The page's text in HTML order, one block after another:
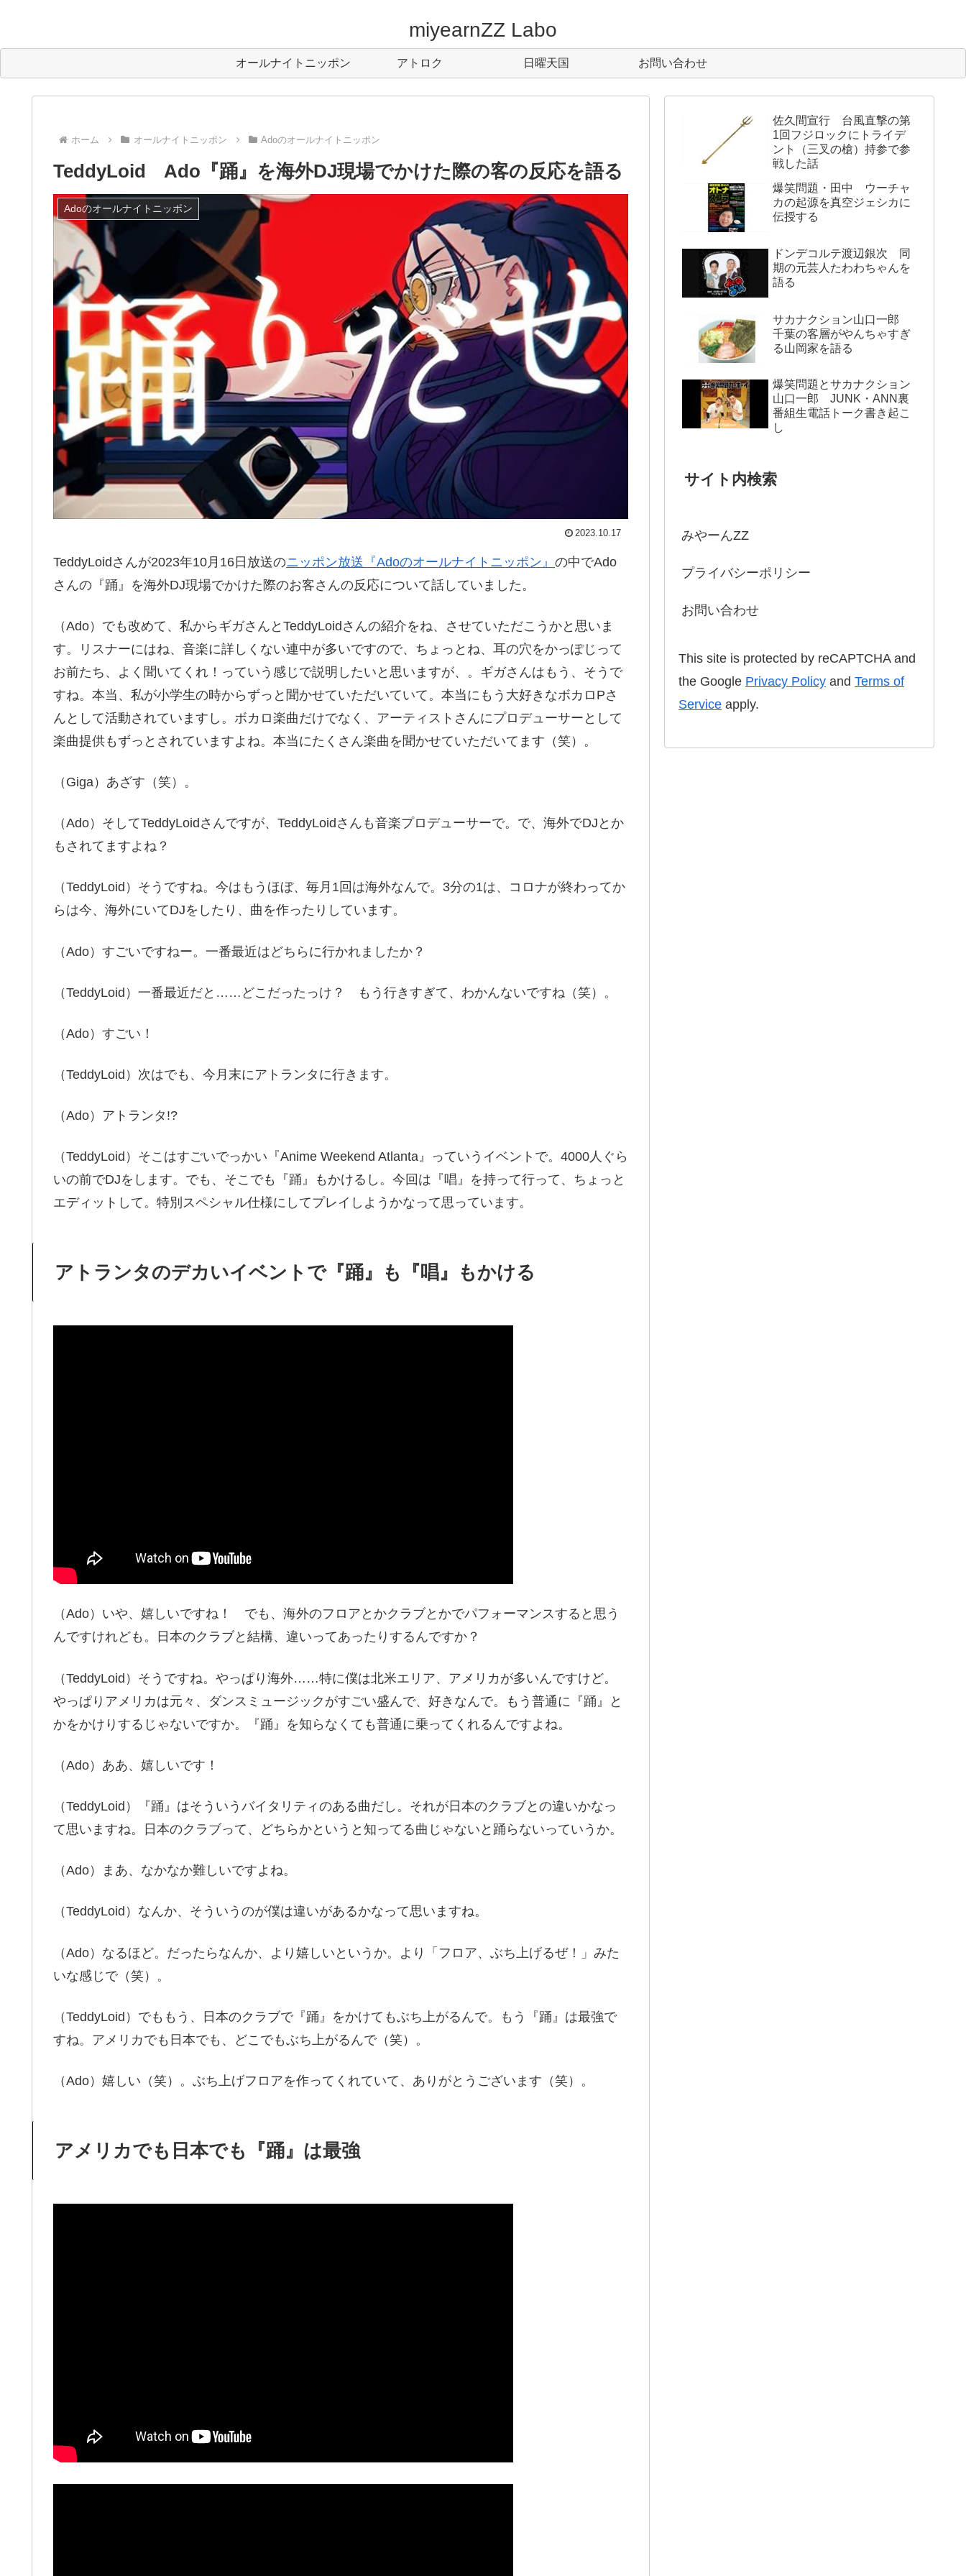
miyearnZZ Labo
オールナイトニッポン アトロク 日曜天国 お問い合わせ
ホーム オールナイトニッポン Adoのオールナイトニッポン
TeddyLoid Ado『踊』を海外DJ現場でかけた際の客の反応を語る
Adoのオールナイトニッポン
2023.10.17
TeddyLoidさんが2023年10月16日放送のニッポン放送『Adoのオールナイトニッポン』 の中でAdo
さんの『踊』を海外DJ現場でかけた際のお客さんの反応について話していました。
（Ado）でも改めて、私からギガさんとTeddyLoidさんの紹介をね、させていただこうかと思いま
す。リスナーにはね、音楽に詳しくない連中が多いですので、ちょっとね、耳の穴をかっぽじって
お前たち、よく聞いてくれ！っていう感じで説明したいと思いますが、。ギガさんはもう、そうで
すね。本当、私が小学生の時からずっと聞かせていただいていて。本当にもう大好きなボカロPさ
んとして活動されていますし。ボカロ楽曲だけでなく、アーティストさんにプロデューサーとして
楽曲提供もずっとされていますよね。本当にたくさん楽曲を聞かせていただいてます（笑）。
（Giga）あざす（笑）。
（Ado）そしてTeddyLoidさんですが、TeddyLoidさんも音楽プロデューサーで。で、海外でDJとか
もされてますよね？
（TeddyLoid）そうですね。今はもうほぼ、毎月1回は海外なんで。3分の1は、コロナが終わってか
らは今、海外にいてDJをしたり、曲を作ったりしています。
（Ado）すごいですねー。一番最近はどちらに行かれましたか？
（TeddyLoid）一番最近だと……どこだったっけ？ もう行きすぎて、わかんないですね（笑）。
（Ado）すごい！
（TeddyLoid）次はでも、今月末にアトランタに行きます。
（Ado）アトランタ!?
（TeddyLoid）そこはすごいでっかい『Anime Weekend Atlanta』っていうイベントで。4000人ぐら
いの前でDJをします。でも、そこでも『踊』もかけるし。今回は『唱』を持って行って、ちょっと
エディットして。特別スペシャル仕様にしてプレイしようかなって思っています。
アトランタのデカいイベントで『踊』も『唱』もかける
（Ado）いや、嬉しいですね！ でも、海外のフロアとかクラブとかでパフォーマンスすると思う
んですけれども。日本のクラブと結構、違いってあったりするんですか？
（TeddyLoid）そうですね。やっぱり海外……特に僕は北米エリア、アメリカが多いんですけど。
やっぱりアメリカは元々、ダンスミュージックがすごい盛んで、好きなんで。もう普通に『踊』と
かをかけりするじゃないですか。『踊』を知らなくても普通に乗ってくれるんですよね。
（Ado）ああ、嬉しいです！
（TeddyLoid）『踊』はそういうバイタリティのある曲だし。それが日本のクラブとの違いかなっ
て思いますね。日本のクラブって、どちらかというと知ってる曲じゃないと踊らないっていうか。
（Ado）まあ、なかなか難しいですよね。
（TeddyLoid）なんか、そういうのが僕は違いがあるかなって思いますね。
（Ado）なるほど。だったらなんか、より嬉しいというか。より「フロア、ぶち上げるぜ！」みた
いな感じで（笑）。
（TeddyLoid）でももう、日本のクラブで『踊』をかけてもぶち上がるんで。もう『踊』は最強で
すね。アメリカでも日本でも、どこでもぶち上がるんで（笑）。
（Ado）嬉しい（笑）。ぶち上げフロアを作ってくれていて、ありがとうございます（笑）。
アメリカでも日本でも『踊』は最強
佐久間宣行 台風直撃の第
1回フジロックにトライデ
ント（三叉の槍）持参で参
戦した話
爆笑問題・田中 ウーチャ
カの起源を真空ジェシカに
伝授する
ドンデコルテ渡辺銀次 同
期の元芸人たわわちゃんを
語る
サカナクション山口一郎
千葉の客層がやんちゃすぎ
る山岡家を語る
爆笑問題とサカナクション
山口一郎 JUNK・ANN裏
番組生電話トーク書き起こ
し
サイト内検索
みやーんZZ
プライバシーポリシー
お問い合わせ
This site is protected by reCAPTCHA and
the Google Privacy Policy and Terms of
Service apply.